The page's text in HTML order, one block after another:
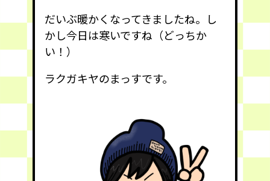
だいぶ暖かくなってきましたね。し
かし今日は寒いですね（どっちか
い！）
ラクガキヤのまっすです。